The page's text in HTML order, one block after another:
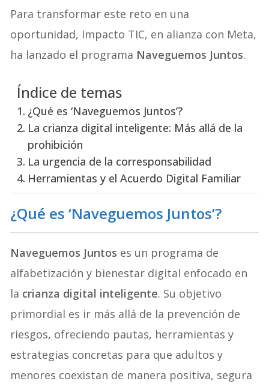
Para transformar este reto en una
oportunidad, Impacto TIC, en alianza con Meta,
ha lanzado el programa Naveguemos Juntos.
Índice de temas
¿Qué es ‘Naveguemos Juntos’?
La crianza digital inteligente: Más allá de la
prohibición
La urgencia de la corresponsabilidad
Herramientas y el Acuerdo Digital Familiar
¿Qué es ‘Naveguemos Juntos’?
Naveguemos Juntos es un programa de
alfabetización y bienestar digital enfocado en
la crianza digital inteligente. Su objetivo
primordial es ir más allá de la prevención de
riesgos, ofreciendo pautas, herramientas y
estrategias concretas para que adultos y
menores coexistan de manera positiva, segura